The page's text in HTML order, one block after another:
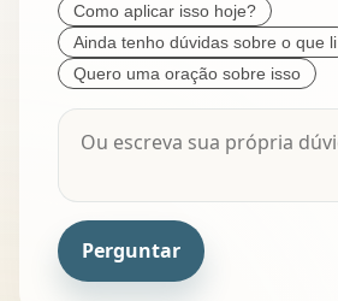
Como aplicar isso hoje?
Ainda tenho dúvidas sobre o que li
Quero uma oração sobre isso
Perguntar